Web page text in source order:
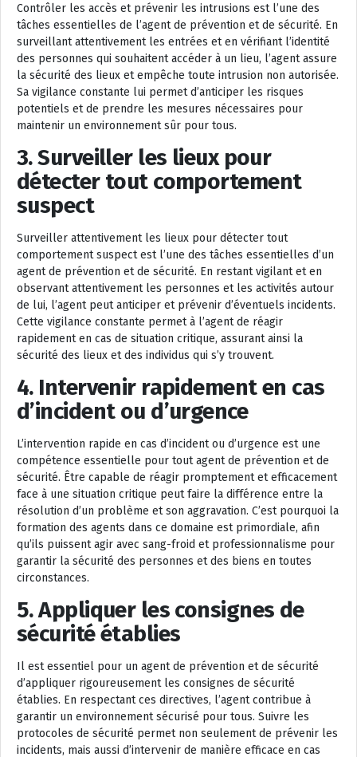
Contrôler les accès et prévenir les intrusions est l’une des
tâches essentielles de l’agent de prévention et de sécurité. En
surveillant attentivement les entrées et en vérifiant l’identité
des personnes qui souhaitent accéder à un lieu, l’agent assure
la sécurité des lieux et empêche toute intrusion non autorisée.
Sa vigilance constante lui permet d’anticiper les risques
potentiels et de prendre les mesures nécessaires pour
maintenir un environnement sûr pour tous.
3. Surveiller les lieux pour
détecter tout comportement
suspect
Surveiller attentivement les lieux pour détecter tout
comportement suspect est l’une des tâches essentielles d’un
agent de prévention et de sécurité. En restant vigilant et en
observant attentivement les personnes et les activités autour
de lui, l’agent peut anticiper et prévenir d’éventuels incidents.
Cette vigilance constante permet à l’agent de réagir
rapidement en cas de situation critique, assurant ainsi la
sécurité des lieux et des individus qui s’y trouvent.
4. Intervenir rapidement en cas
d’incident ou d’urgence
L’intervention rapide en cas d’incident ou d’urgence est une
compétence essentielle pour tout agent de prévention et de
sécurité. Être capable de réagir promptement et efficacement
face à une situation critique peut faire la différence entre la
résolution d’un problème et son aggravation. C’est pourquoi la
formation des agents dans ce domaine est primordiale, afin
qu’ils puissent agir avec sang-froid et professionnalisme pour
garantir la sécurité des personnes et des biens en toutes
circonstances.
5. Appliquer les consignes de
sécurité établies
Il est essentiel pour un agent de prévention et de sécurité
d’appliquer rigoureusement les consignes de sécurité
établies. En respectant ces directives, l’agent contribue à
garantir un environnement sécurisé pour tous. Suivre les
protocoles de sécurité permet non seulement de prévenir les
incidents, mais aussi d’intervenir de manière efficace en cas